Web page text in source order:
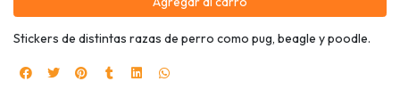
Stickers de distintas razas de perro como pug, beagle y poodle.